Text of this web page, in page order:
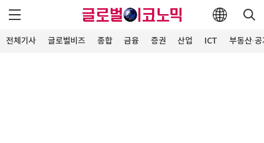
전체기사 글로벌비즈 종합 금융 증권 산업 ICT 부동산·